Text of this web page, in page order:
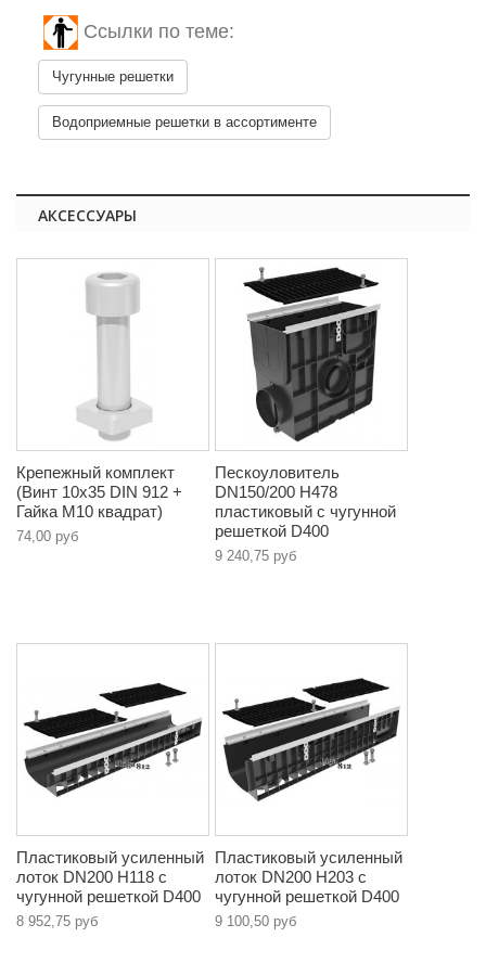
Ссылки по теме:
Чугунные решетки
Водоприемные решетки в ассортименте
АКСЕССУАРЫ
Крепежный комплект
(Винт 10х35 DIN 912 +
Гайка М10 квадрат)
74,00 руб
Пескоуловитель
DN150/200 H478
пластиковый с чугунной
решеткой D400
9 240,75 руб
Пластиковый усиленный
лоток DN200 H118 с
чугунной решеткой D400
8 952,75 руб
Пластиковый усиленный
лоток DN200 H203 с
чугунной решеткой D400
9 100,50 руб